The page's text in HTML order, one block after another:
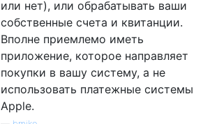
или нет), или обрабатывать ваши
собственные счета и квитанции.
Вполне приемлемо иметь
приложение, которое направляет
покупки в вашу систему, а не
использовать платежные системы
Apple.